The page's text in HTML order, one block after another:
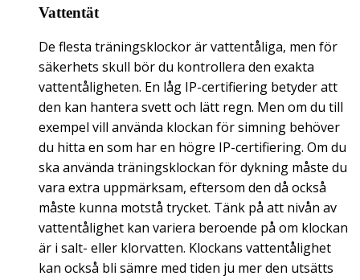
Vattentät
De flesta träningsklockor är vattentåliga, men för
säkerhets skull bör du kontrollera den exakta
vattentåligheten. En låg IP-certifiering betyder att
den kan hantera svett och lätt regn. Men om du till
exempel vill använda klockan för simning behöver
du hitta en som har en högre IP-certifiering. Om du
ska använda träningsklockan för dykning måste du
vara extra uppmärksam, eftersom den då också
måste kunna motstå trycket. Tänk på att nivån av
vattentålighet kan variera beroende på om klockan
är i salt- eller klorvatten. Klockans vattentålighet
kan också bli sämre med tiden ju mer den utsätts